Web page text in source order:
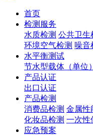
首页
检测服务
水质检测 公共卫生
环境空气检测 噪音
水平衡测试
节水型载体（单位
产品认证
出口认证
产品检测
消费品检测 金属性
化妆品检测 一次性
应急预案